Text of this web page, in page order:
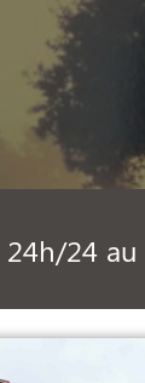
24h/24 au